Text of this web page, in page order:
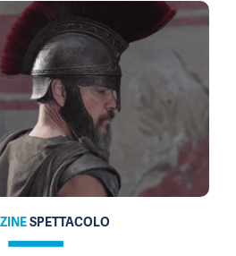
SPETTACOLO